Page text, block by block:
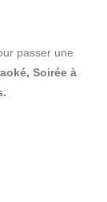
passer une
Soirée à